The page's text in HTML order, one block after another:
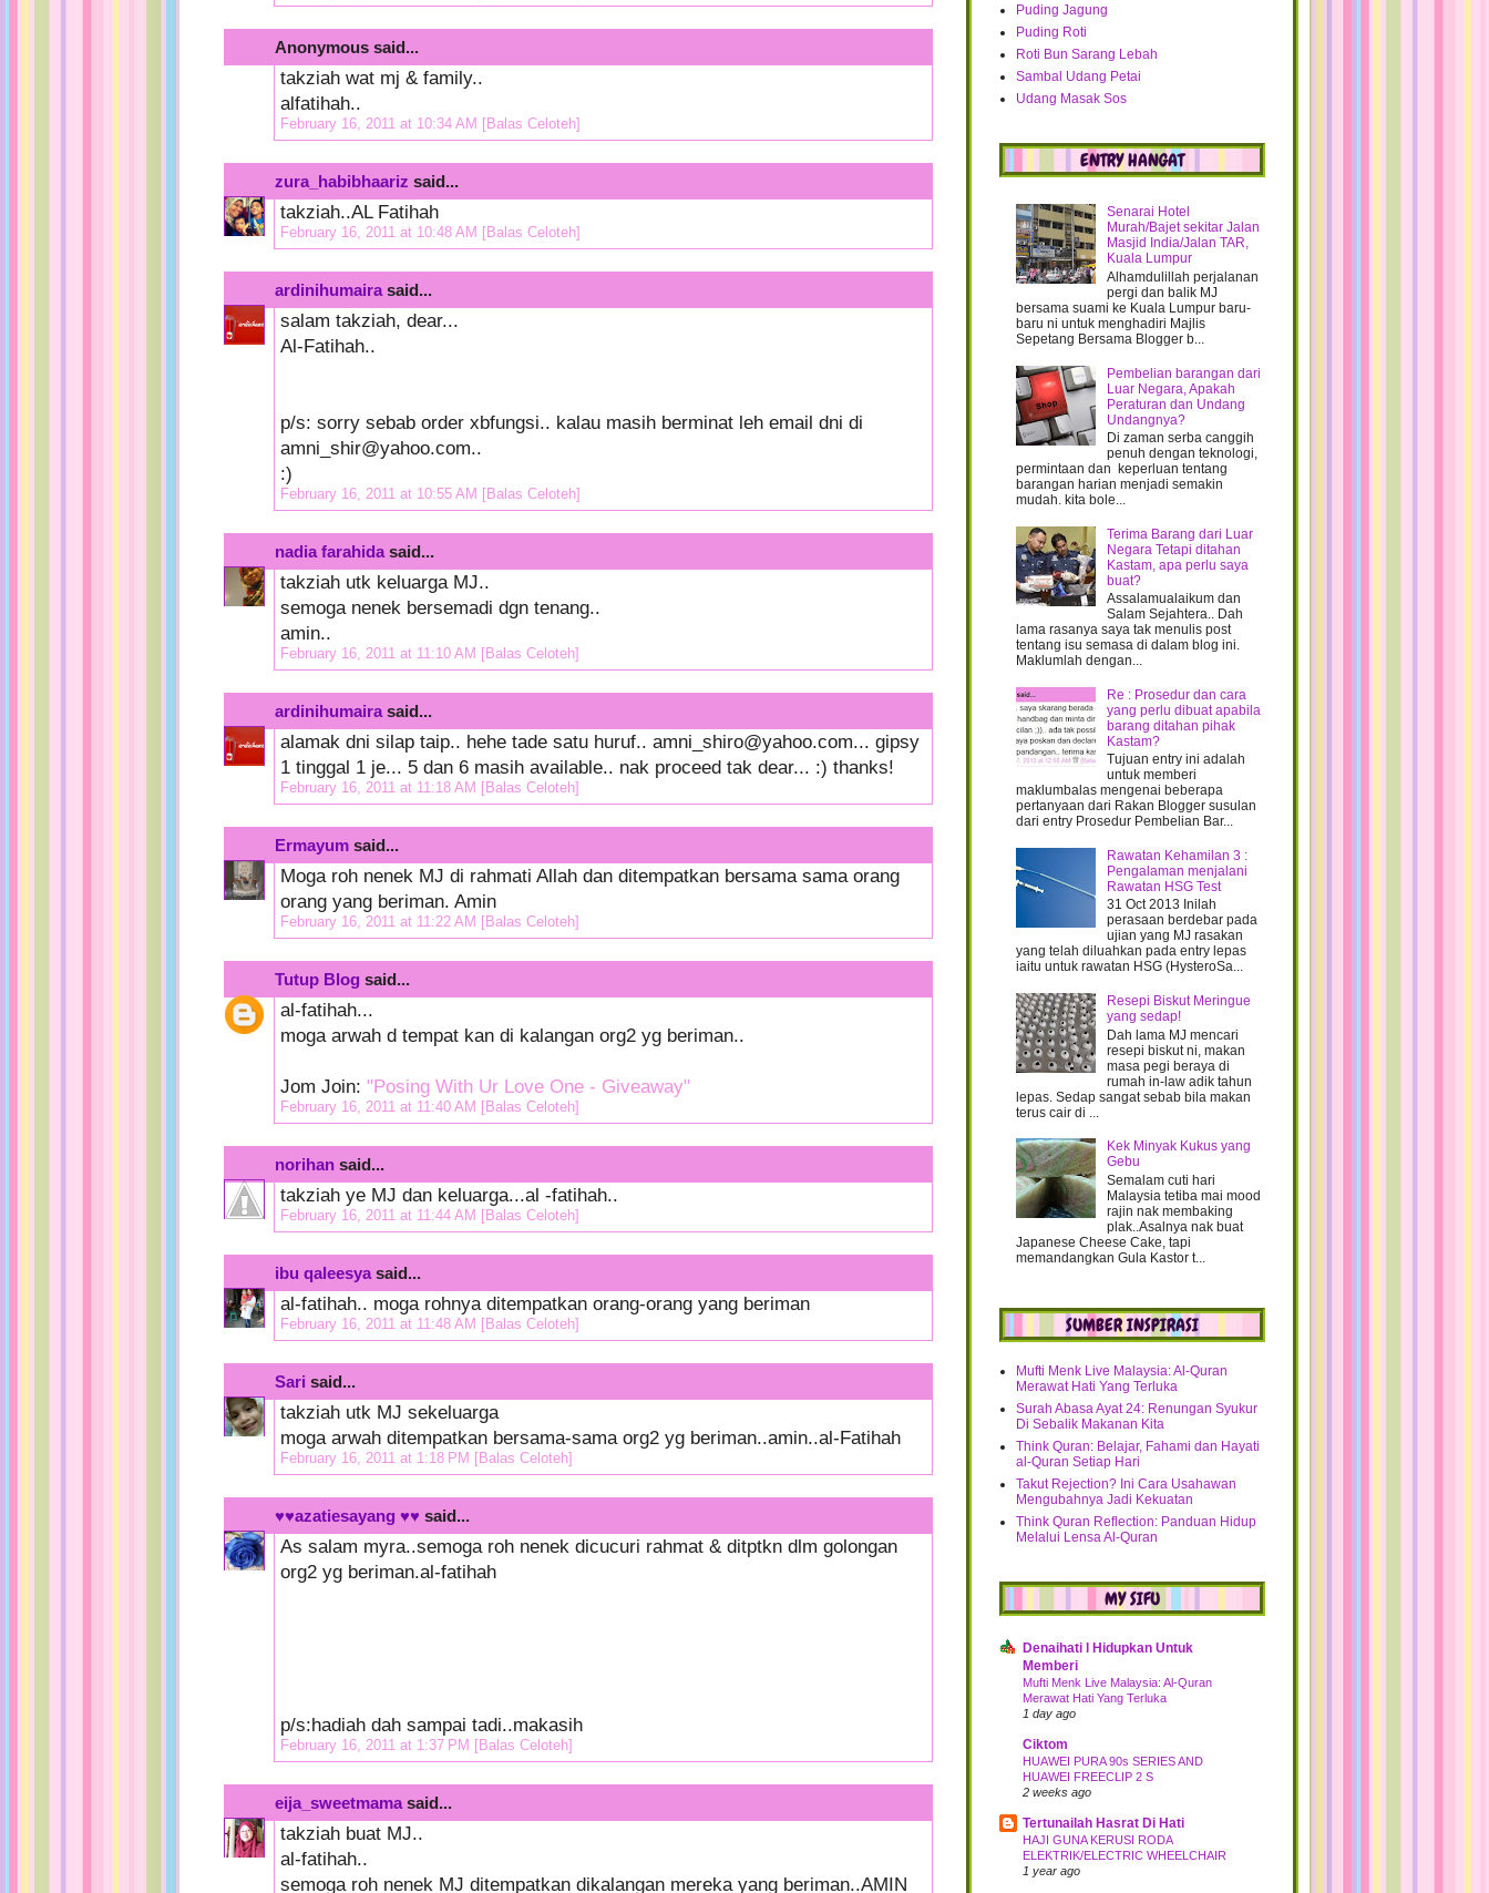
Anonymous said...
takziah wat mj & family..
alfatihah..
February 16, 2011 at 10:34 AM [Balas Celoteh]
zura_habibhaariz said...
takziah..AL Fatihah
February 16, 2011 at 10:48 AM [Balas Celoteh]
ardinihumaira said...
salam takziah, dear...
Al-Fatihah..
p/s: sorry sebab order xbfungsi.. kalau masih berminat leh email dni di
amni_shir@yahoo.com..
:)
February 16, 2011 at 10:55 AM [Balas Celoteh]
nadia farahida said...
takziah utk keluarga MJ..
semoga nenek bersemadi dgn tenang..
amin..
February 16, 2011 at 11:10 AM [Balas Celoteh]
ardinihumaira said...
alamak dni silap taip.. hehe tade satu huruf.. amni_shiro@yahoo.com... gipsy
1 tinggal 1 je... 5 dan 6 masih available.. nak proceed tak dear... :) thanks!
February 16, 2011 at 11:18 AM [Balas Celoteh]
Ermayum said...
Moga roh nenek MJ di rahmati Allah dan ditempatkan bersama sama orang
orang yang beriman. Amin
February 16, 2011 at 11:22 AM [Balas Celoteh]
Tutup Blog said...
al-fatihah...
moga arwah d tempat kan di kalangan org2 yg beriman..
Jom Join: "Posing With Ur Love One - Giveaway"
February 16, 2011 at 11:40 AM [Balas Celoteh]
norihan said...
takziah ye MJ dan keluarga...al -fatihah..
February 16, 2011 at 11:44 AM [Balas Celoteh]
ibu qaleesya said...
al-fatihah.. moga rohnya ditempatkan orang-orang yang beriman
February 16, 2011 at 11:48 AM [Balas Celoteh]
Sari said...
takziah utk MJ sekeluarga
moga arwah ditempatkan bersama-sama org2 yg beriman..amin..al-Fatihah
February 16, 2011 at 1:18 PM [Balas Celoteh]
♥♥azatiesayang ♥♥ said...
As salam myra..semoga roh nenek dicucuri rahmat & ditptkn dlm golongan
org2 yg beriman.al-fatihah
p/s:hadiah dah sampai tadi..makasih
February 16, 2011 at 1:37 PM [Balas Celoteh]
eija_sweetmama said...
takziah buat MJ..
al-fatihah..
semoga roh nenek MJ ditempatkan dikalangan mereka yang beriman..AMIN
BE baru akhirnya menjelma.. Thanks
Nuffnang
Menang GA dan hadiah2 GA yang
telah diterima..
Fazura dilantik sebagai Duta LUX
yang baru
Nenekku Selamat Kembali pada-Nya
Pentingkah Follower pada sesebuah
blog??
Teringin nak ke Cameron Highland!!
Fasha Sandha dengan bisnes
barunya
MJ pemilik Badak Comey.. :)
ready
Menang GA Opismate dan hadiah
yang dah diterima
Barang Heartbeatku dah sampai
kisah lucu peguam dan doktor
My Best Friend Wedding
:)
henpon murah je ke???
Korang suka main KUTU tak??
Pemenang Seterusnya ialah...
1 BE telah menjadi ME, kini hanya 1
BE yang tingga...
Jom sama2 letak iklan dari HeartBeat
:)
►January(51)
Puding Jagung
Puding Roti
Roti Bun Sarang Lebah
Sambal Udang Petai
Udang Masak Sos
ENTRY HANGAT
Senarai Hotel
Murah/Bajet sekitar Jalan
Masjid India/Jalan TAR,
Kuala Lumpur
Alhamdulillah perjalanan
pergi dan balik MJ
bersama suami ke Kuala Lumpur baru-
baru ni untuk menghadiri Majlis
Sepetang Bersama Blogger b...
Pembelian barangan dari
Luar Negara, Apakah
Peraturan dan Undang
Undangnya?
Di zaman serba canggih
penuh dengan teknologi,
permintaan dan keperluan tentang
barangan harian menjadi semakin
mudah. kita bole...
Terima Barang dari Luar
Negara Tetapi ditahan
Kastam, apa perlu saya
buat?
Assalamualaikum dan
Salam Sejahtera.. Dah
lama rasanya saya tak menulis post
tentang isu semasa di dalam blog ini.
Maklumlah dengan...
Re : Prosedur dan cara
yang perlu dibuat apabila
barang ditahan pihak
Kastam?
Tujuan entry ini adalah
untuk memberi
maklumbalas mengenai beberapa
pertanyaan dari Rakan Blogger susulan
dari entry Prosedur Pembelian Bar...
Rawatan Kehamilan 3 :
Pengalaman menjalani
Rawatan HSG Test
31 Oct 2013 Inilah
perasaan berdebar pada
ujian yang MJ rasakan
yang telah diluahkan pada entry lepas
iaitu untuk rawatan HSG (HysteroSa...
Resepi Biskut Meringue
yang sedap!
Dah lama MJ mencari
resepi biskut ni, makan
masa pegi beraya di
rumah in-law adik tahun
lepas. Sedap sangat sebab bila makan
terus cair di ...
Kek Minyak Kukus yang
Gebu
Semalam cuti hari
Malaysia tetiba mai mood
rajin nak membaking
plak..Asalnya nak buat
Japanese Cheese Cake, tapi
memandangkan Gula Kastor t...
SUMBER INSPIRASI
Mufti Menk Live Malaysia: Al-Quran
Merawat Hati Yang Terluka
Surah Abasa Ayat 24: Renungan Syukur
Di Sebalik Makanan Kita
Think Quran: Belajar, Fahami dan Hayati
al-Quran Setiap Hari
Takut Rejection? Ini Cara Usahawan
Mengubahnya Jadi Kekuatan
Think Quran Reflection: Panduan Hidup
Melalui Lensa Al-Quran
MY SIFU
Denaihati l Hidupkan Untuk
Memberi
Mufti Menk Live Malaysia: Al-Quran
Merawat Hati Yang Terluka
1 day ago
Ciktom
HUAWEI PURA 90s SERIES AND
HUAWEI FREECLIP 2 S
2 weeks ago
Tertunailah Hasrat Di Hati
HAJI GUNA KERUSI RODA
ELEKTRIK/ELECTRIC WHEELCHAIR
1 year ago